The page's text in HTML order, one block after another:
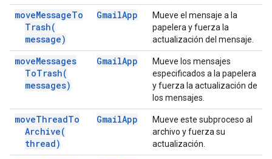
moveMessageTo
Trash(
message)
GmailApp
Mueve el mensaje a la
papelera y fuerza la
actualización del mensaje.
moveMessages
ToTrash(
messages)
GmailApp
Mueve los mensajes
especificados a la papelera
y fuerza la actualización de
los mensajes.
moveThreadTo
Archive(
thread)
GmailApp
Mueve este subproceso al
archivo y fuerza su
actualización.